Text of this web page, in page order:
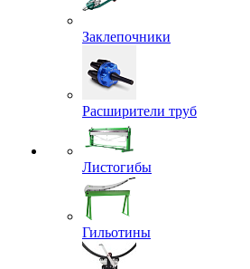
Заклепочники
Расширители труб
Листогибы
Гильотины